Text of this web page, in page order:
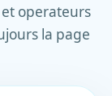
operateurs
la page